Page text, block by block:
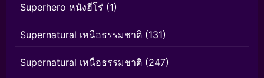
Superhero หนังฮีโร่ (1)
Supernatural เหนือธรรมชาติ (131)
Supernatural เหนือธรรมชาติ (247)